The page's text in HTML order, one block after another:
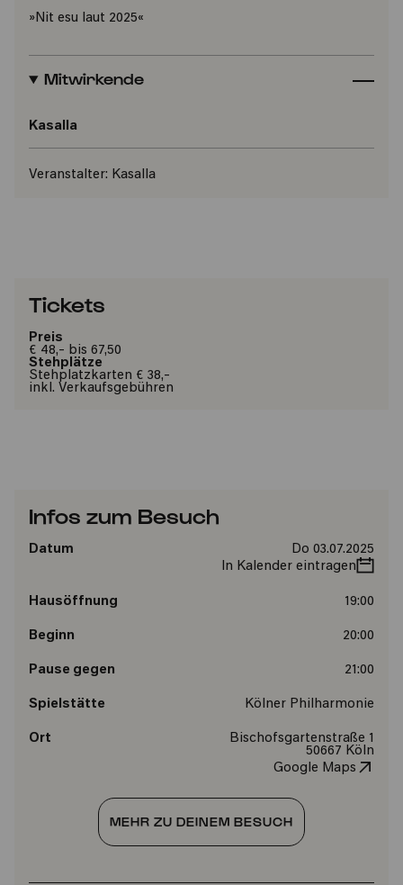
»Nit esu laut 2025«
Mitwirkende
Kasalla
Veranstalter: Kasalla
Tickets
Preis
€ 48,- bis 67,50
Stehplätze
Stehplatzkarten € 38,-
inkl. Verkaufsgebühren
Infos zum Besuch
Datum
Do 03.07.2025
In Kalender eintragen
Hausöffnung 19:00
Beginn 20:00
Pause gegen 21:00
Spielstätte Kölner Philharmonie
Ort
Bischofsgartenstraße 1
50667 Köln
Google Maps
MEHR ZU DEINEM BESUCH